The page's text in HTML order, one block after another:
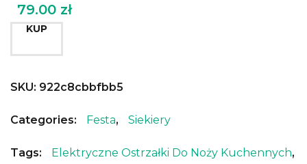
79.00 zł
KUP
SKU: 922c8cbbfbb5
Categories: Festa, Siekiery
Tags: Elektryczne Ostrzałki Do Noży Kuchennych,